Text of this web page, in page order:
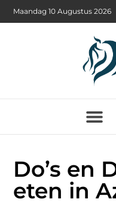
Maandag 10 Augustus 2026
Do’s en
eten in